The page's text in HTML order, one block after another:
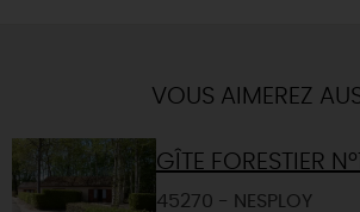
VOUS AIMEREZ
GÎTE FORESTIER
45270 - NESPLOY